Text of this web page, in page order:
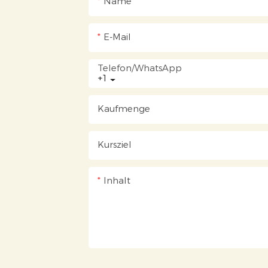
E-Mail
+1
Telefon/WhatsApp
Kaufmenge
Kursziel
Inhalt